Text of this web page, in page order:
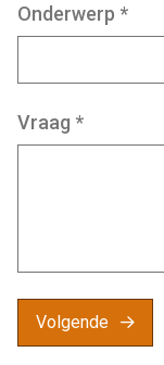
Onderwerp *
Vraag *
Volgende